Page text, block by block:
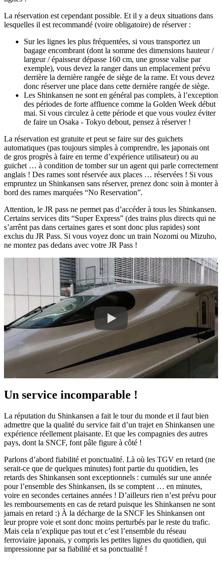
La réservation est cependant possible. Et il y a deux situations dans
lesquelles il est recommandé (voire obligatoire) de réserver :
Sur les lignes les plus fréquentées, si vous transportez un
bagage encombrant (dont la somme des dimensions hauteur /
largeur / épaisseur dépasse 160 cm, une grosse valise par
exemple), vous devez la ranger dans un emplacement prévu
derrière la dernière rangée de siège de la rame. Et vous devez
donc réserver une place dans cette dernière rangée de siège.
Les Shinkansen ne sont en général pas complets, à l’exception
des périodes de forte affluence comme la Golden Week début
mai. Si vous circulez à cette période et que vous voulez éviter
de faire un Osaka - Tokyo debout, pensez à réserver !
La réservation est gratuite et peut se faire sur des guichets
automatiques (pas toujours simples à comprendre, les japonais ont
de gros progrès à faire en terme d’expérience utilisateur) ou au
guichet … à condition de tomber sur un agent qui parle correctement
anglais ! Des rames sont réservée aux places … réservées ! Si vous
empruntez un Shinkansen sans réserver, prenez donc soin à monter à
bord des rames marquées “No Reservation”.
Attention, le JR pass ne permet pas d’accéder à tous les Shinkansen.
Certains services dits “Super Express” (des trains plus directs qui ne
s’arrênt pas dans certaines gares et sont donc plus rapides) sont
exclus du JR Pass. Si vous voyez donc un train Nozomi ou Mizuho,
ne montez pas dedans avec votre JR Pass !
Un service incomparable !
La réputation du Shinkansen a fait le tour du monde et il faut bien
admettre que la qualité du service fait d’un trajet en Shinkansen une
expérience réellement plaisante. Et que les compagnies des autres
pays, dont la SNCF, font pâle figure à côté !
Parlons d’abord fiabilité et ponctualité. Là où les TGV en retard (ne
serait-ce que de quelques minutes) font partie du quotidien, les
retards des Shinkansen sont exceptionnels : cumulés sur une année
pour l’ensemble des Shinkansen, ils se comptent … en minutes,
voire en secondes certaines années ! D’ailleurs rien n’est prévu pour
les remboursements en cas de retard puisque les Shinkansen ne sont
jamais en retard :) À la décharge de la SNCF les Shinkansen ont
leur propre voie et sont donc moins perturbés par le reste du trafic.
Mais cela n’explique pas tout et c’est l’ensemble du réseau
ferroviaire japonais, y compris les petites lignes du quotidien, qui
impressionne par sa fiabilité et sa ponctualité !